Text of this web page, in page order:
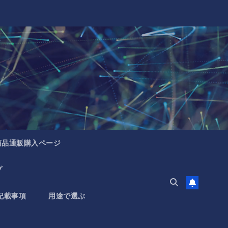
通販購入ページ
載事項 用途で選ぶ